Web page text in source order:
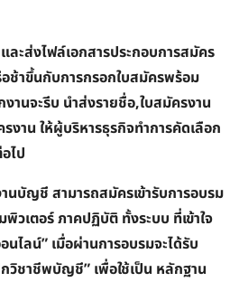
ละส่งไฟล์เอกสารประกอบการสมัคร
อช้าขึ้นกับการกรอกใบสมัครพร้อม
งานจะรีบ นำส่งรายชื่อ,ใบสมัครงาน
งาน ให้ผู้บริหารธุรกิจทำการคัดเลือก
ไป
นบัญชี สามารถสมัครเข้ารับการอบรม
วเตอร์ ภาคปฏิบัติ ทั้งระบบ ที่เข้าใจ
ลน์” เมื่อผ่านการอบรมจะได้รับ
ชาชีพบัญชี” เพื่อใช้เป็น หลักฐาน